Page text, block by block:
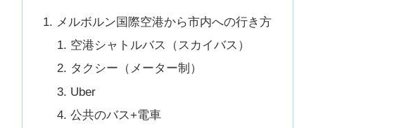
メルボルン国際空港から市内への行き方
空港シャトルバス（スカイバス）
タクシー（メーター制）
Uber
公共のバス+電車